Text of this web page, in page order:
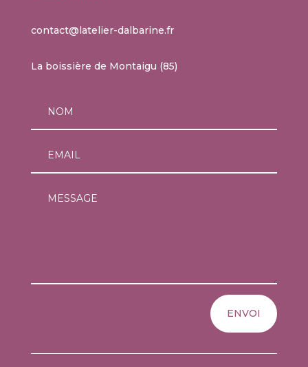
contact@latelier-dalbarine.fr
La boissière de Montaigu (85)
ENVOI